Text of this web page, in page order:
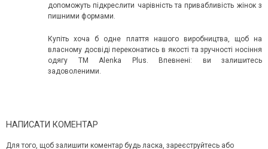
допоможуть підкреслити чарівність та привабливість жінок з
пишними формами.
Купіть хоча б одне плаття нашого виробництва, щоб на
власному досвіді переконатись в якості та зручності носіння
одягу ТМ Alenka Plus. Впевнені: ви залишитесь
задоволеними.
НАПИСАТИ КОМЕНТАР
Для того, щоб залишити коментар будь ласка, зареєструйтесь або